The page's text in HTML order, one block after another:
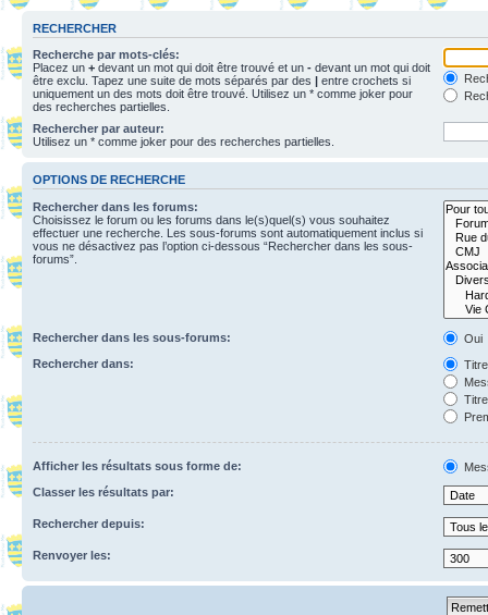
RECHERCHER
Recherche par mots-clés:
Placez un + devant un mot qui doit être trouvé et un - devant un mot qui doit
être exclu. Tapez une suite de mots séparés par des | entre crochets si
uniquement un des mots doit être trouvé. Utilisez un * comme joker pour
des recherches partielles.
Rechercher par auteur:
Utilisez un * comme joker pour des recherches partielles.
OPTIONS DE RECHERCHE
Rechercher dans les forums:
Choisissez le forum ou les forums dans le(s)quel(s) vous souhaitez
effectuer une recherche. Les sous-forums sont automatiquement inclus si
vous ne désactivez pas l’option ci-dessous “Rechercher dans les sous-
forums”.
Rechercher dans les sous-forums:
Oui
Rechercher dans:
Afficher les résultats sous forme de:
Classer les résultats par:
Rechercher depuis:
Renvoyer les: